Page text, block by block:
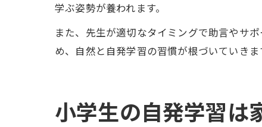
学ぶ姿勢が養われます。
また、先生が適切なタイミングで助言やサ
め、自然と自発学習の習慣が根づいていきま
小学生の自発学習は